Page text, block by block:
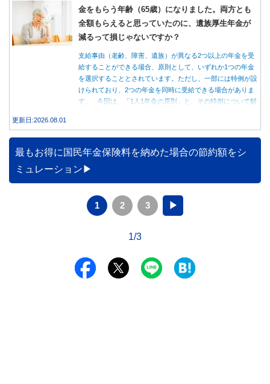
金をもらう年齢（65歳）になりました。両方とも
全額もらえると思っていたのに、遺族厚生年金が
減るって損じゃないですか？
支給事由（老齢、障害、遺族）が異なる2つ以上の年金を受
給することができる場合、原則として、いずれか1つの年金
を選択することとされています。ただし、一部には特例が設
けられており、2つの年金を同時に受給できる場合がありま
す。 今回は、「1人1年金の原則」と、その特例について解
更新日:2026.08.01
最もお得に国民年金保険料を納めた場合の節約額をシ
ミュレーション
1 2 3 ▶
1/3